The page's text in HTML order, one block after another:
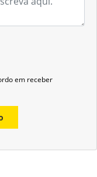
em receber